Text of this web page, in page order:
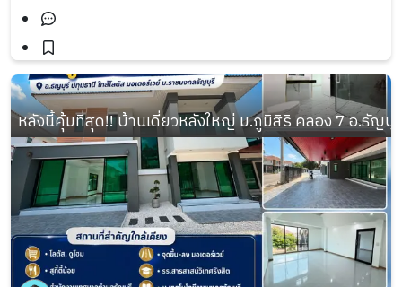
หลังนี้คุ้มที่สุด!! บ้านเดี่ยวหลังใหญ่ ม.ภูมิสิริ คลอง 7 อ.ธัญบุ